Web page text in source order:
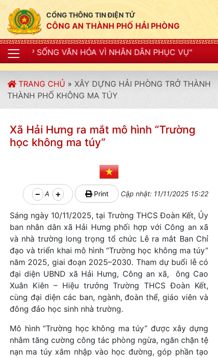
CỔNG THÔNG TIN ĐIỆN TỬ
CÔNG AN THÀNH PHỐ HẢI PHÒNG
HÓA VÌ NHÂN DÂN PHỤC VỤ"
TRANG CHỦ » XÂY DỰNG HẢI PHÒNG TRỞ THÀNH
THÀNH PHỐ KHÔNG MA TÚY
Xã Hải Hưng ra mắt mô hình “Trường
học không ma túy”
A Print Cập nhật: 11/11/2025 15:22
Sáng ngày 10/11/2025, tại Trường THCS Đoàn Kết, Ủy
ban nhân dân xã Hải Hưng phối hợp với Công an xã
và nhà trường long trọng tổ chức Lễ ra mắt Ban Chỉ
đạo và triển khai mô hình “Trường học không ma túy”
năm 2025, giai đoạn 2025–2030. Tham dự buổi lễ có
đại diện UBND xã Hải Hưng, Công an xã, ông Cao
Xuân Kiên – Hiệu trưởng Trường THCS Đoàn Kết,
cùng đại diện các ban, ngành, đoàn thể, giáo viên và
đông đảo học sinh nhà trường.
Mô hình “Trường học không ma túy” được xây dựng
nhằm tăng cường công tác phòng ngừa, ngăn chặn tệ
nạn ma túy xâm nhập vào học đường, góp phần tạo